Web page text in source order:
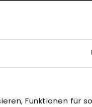
Funktionen für